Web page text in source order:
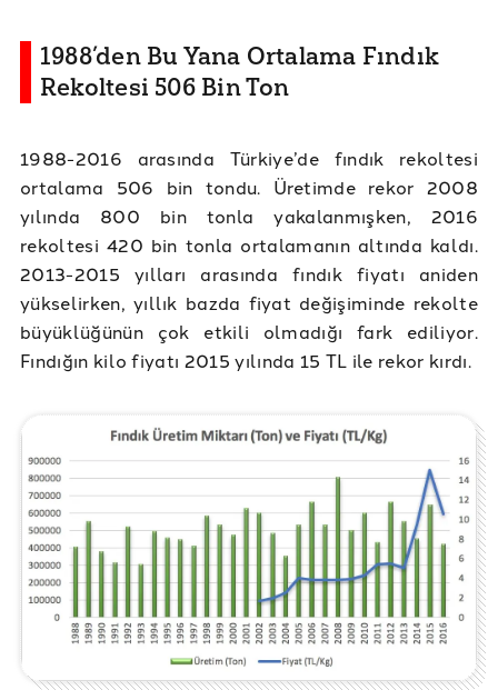
1988’den Bu Yana Ortalama Fındık
Rekoltesi 506 Bin Ton
1988-2016 arasında Türkiye’de fındık rekoltesi
ortalama 506 bin tondu. Üretimde rekor 2008
yılında 800 bin tonla yakalanmışken, 2016
rekoltesi 420 bin tonla ortalamanın altında kaldı.
2013-2015 yılları arasında fındık fiyatı aniden
yükselirken, yıllık bazda fiyat değişiminde rekolte
büyüklüğünün çok etkili olmadığı fark ediliyor.
Fındığın kilo fiyatı 2015 yılında 15 TL ile rekor kırdı.